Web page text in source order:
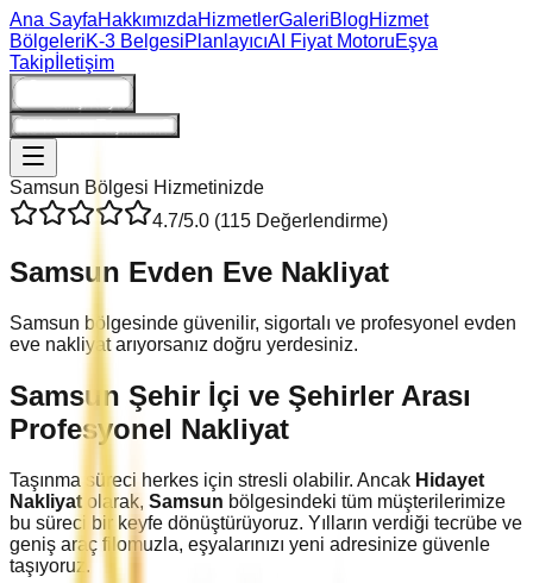
Ana SayfaHakkımızdaHizmetlerGaleriBlogHizmet
BölgeleriK-3 BelgesiPlanlayıcıAI Fiyat MotoruEşya
Takip İletişim
Samsun Bölgesi Hizmetinizde
4.7/5.0 (115 Değerlendirme)
Samsun Evden Eve Nakliyat
Samsun bölgesinde güvenilir, sigortalı ve profesyonel evden
eve nakliyat arıyorsanız doğru yerdesiniz.
Samsun Şehir İçi ve Şehirler Arası
Profesyonel Nakliyat
Taşınma süreci herkes için stresli olabilir. Ancak Hidayet
Nakliyat olarak, Samsun bölgesindeki tüm müşterilerimize
bu süreci bir keyfe dönüştürüyoruz. Yılların verdiği tecrübe ve
geniş araç filomuzla, eşyalarınızı yeni adresinize güvenle
taşıyoruz.